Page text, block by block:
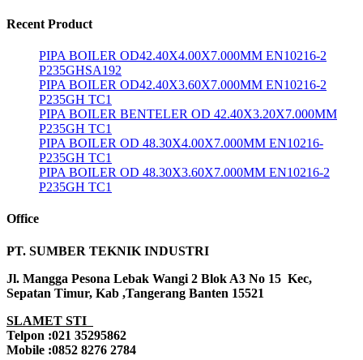
Recent Product
PIPA BOILER OD42.40X4.00X7.000MM EN10216-2
P235GHSA192
PIPA BOILER OD42.40X3.60X7.000MM EN10216-2
P235GH TC1
PIPA BOILER BENTELER OD 42.40X3.20X7.000MM
P235GH TC1
PIPA BOILER OD 48.30X4.00X7.000MM EN10216-
P235GH TC1
PIPA BOILER OD 48.30X3.60X7.000MM EN10216-2
P235GH TC1
Office
PT. SUMBER TEKNIK INDUSTRI
Jl. Mangga Pesona Lebak Wangi 2 Blok A3 No 15 Kec,
Sepatan Timur, Kab ,Tangerang Banten 15521
SLAMET STI
Telpon :021 35295862
Mobile :0852 8276 2784